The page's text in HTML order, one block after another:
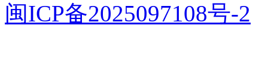
闽ICP备2025097108号-2